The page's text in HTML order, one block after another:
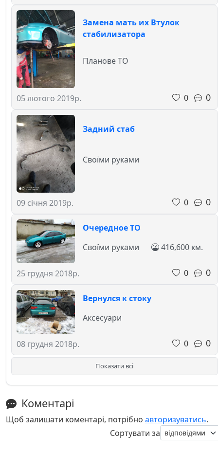
Замена мать их Втулок
стабилизатора
05 лютого 2019р.
Планове ТО
0 0
Задний стаб
09 січня 2019р.
Своїми руками
0 0
Очередное ТО
25 грудня 2018р.
Своїми руками 416,600 км.
0 0
Вернулся к стоку
08 грудня 2018р.
Аксесуари
0 0
Показати всі
Коментарі
Щоб залишати коментарі, потрібно авторизуватись.
Сортувати за